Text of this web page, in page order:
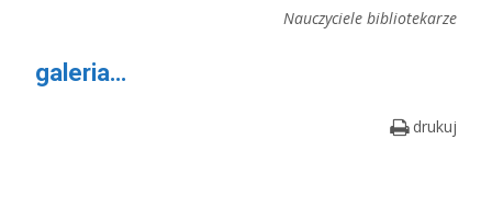
Nauczyciele bibliotekarze
galeria…
drukuj